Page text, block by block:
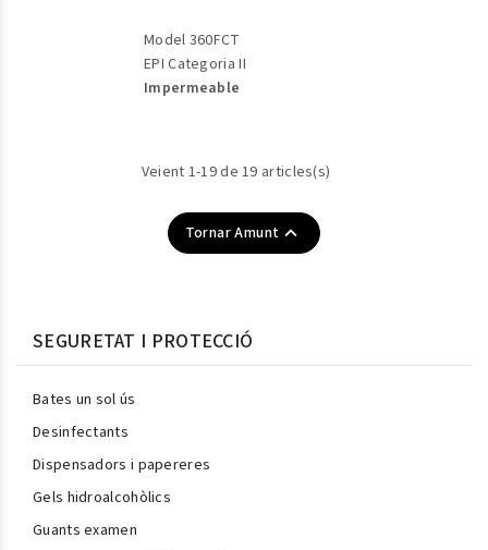
Model 360FCT
EPI Categoria II
Impermeable
Veient 1-19 de 19 articles(s)
Tornar Amunt 
SEGURETAT I PROTECCIÓ
Bates un sol ús
Desinfectants
Dispensadors i papereres
Gels hidroalcohòlics
Guants examen